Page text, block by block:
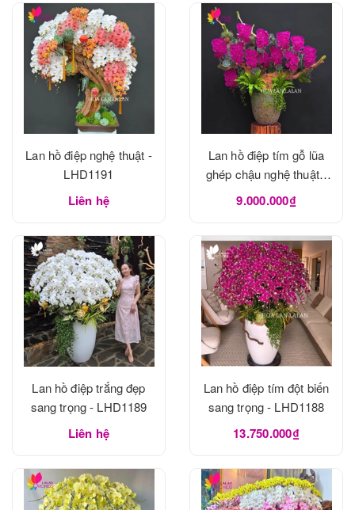
Lan hồ điệp nghệ thuật -
LHD1191
Liên hệ
Lan hồ điệp tím gỗ lũa
ghép chậu nghệ thuật -
LHD1190
9.000.000₫
Lan hồ điệp trắng đẹp
sang trọng - LHD1189
Liên hệ
Lan hồ điệp tím đột biến
sang trọng - LHD1188
13.750.000₫